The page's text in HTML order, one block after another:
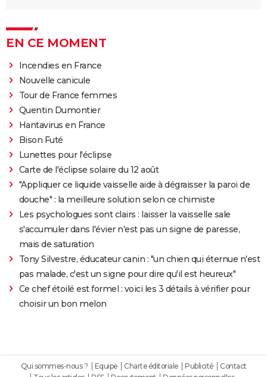
EN CE MOMENT
Incendies en France
Nouvelle canicule
Tour de France femmes
Quentin Dumontier
Hantavirus en France
Bison Futé
Lunettes pour l'éclipse
Carte de l'éclipse solaire du 12 août
"Appliquer ce liquide vaisselle aide à dégraisser la paroi de
douche" : la meilleure solution selon ce chimiste
Les psychologues sont clairs : laisser la vaisselle sale
s'accumuler dans l'évier n'est pas un signe de paresse,
mais de saturation
Tony Silvestre, éducateur canin : "un chien qui éternue n'est
pas malade, c'est un signe pour dire qu'il est heureux"
Ce chef étoilé est formel : voici les 3 détails à vérifier pour
choisir un bon melon
Qui sommes-nous ? Equipe Charte éditoriale Publicité
Contact